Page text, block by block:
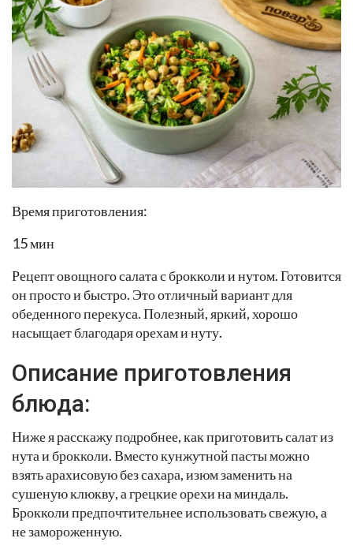
Время приготовления:
15 мин
Рецепт овощного салата с брокколи и нутом. Готовится
он просто и быстро. Это отличный вариант для
обеденного перекуса. Полезный, яркий, хорошо
насыщает благодаря орехам и нуту.
Описание приготовления
блюда:
Ниже я расскажу подробнее, как приготовить салат из
нута и брокколи. Вместо кунжутной пасты можно
взять арахисовую без сахара, изюм заменить на
сушеную клюкву, а грецкие орехи на миндаль.
Брокколи предпочтительнее использовать свежую, а
не замороженную.